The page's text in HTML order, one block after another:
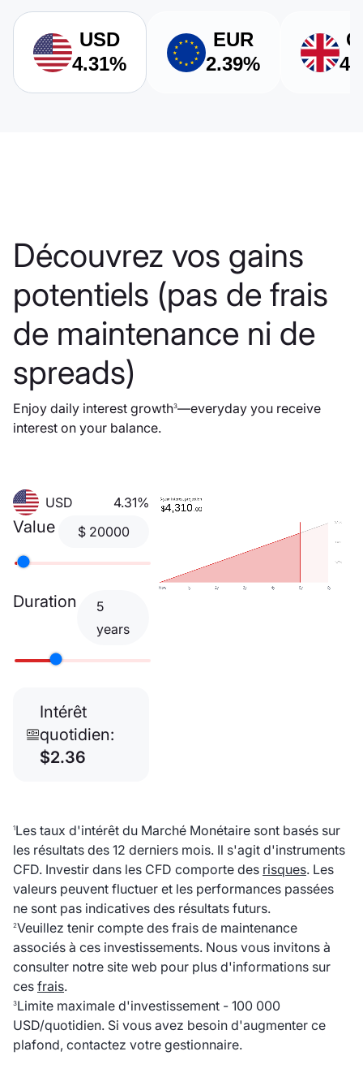
USD
4.31%
EUR
2.39%
Découvrez vos gains
potentiels (pas de frais
de maintenance ni de
spreads)
Enjoy daily interest growth3—everyday you receive
interest on your balance.
USD 4.31%
Value $ 20000
Duration
5
years
Intérêt
quotidien:
$2.36
1Les taux d'intérêt du Marché Monétaire sont basés sur
les résultats des 12 derniers mois. Il s'agit d'instruments
CFD. Investir dans les CFD comporte des risques. Les
valeurs peuvent fluctuer et les performances passées
ne sont pas indicatives des résultats futurs.
2Veuillez tenir compte des frais de maintenance
associés à ces investissements. Nous vous invitons à
consulter notre site web pour plus d'informations sur
ces frais.
3Limite maximale d'investissement - 100 000
USD/quotidien. Si vous avez besoin d'augmenter ce
plafond, contactez votre gestionnaire.